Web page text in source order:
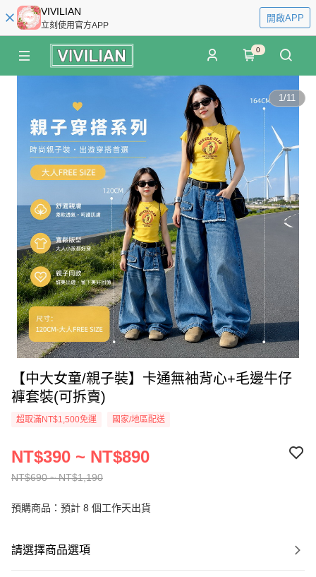
VIVILIAN
立刻使用官方APP
開啟APP
0
1/11
【中大女童/親子裝】卡通無袖背心+毛邊牛仔
褲套裝(可拆賣)
超取滿NT$1,500免運 國家/地區配送
NT$690 ~ NT$1,190
NT$390 ~ NT$890
預購商品：預計 8 個工作天出貨
請選擇商品選項